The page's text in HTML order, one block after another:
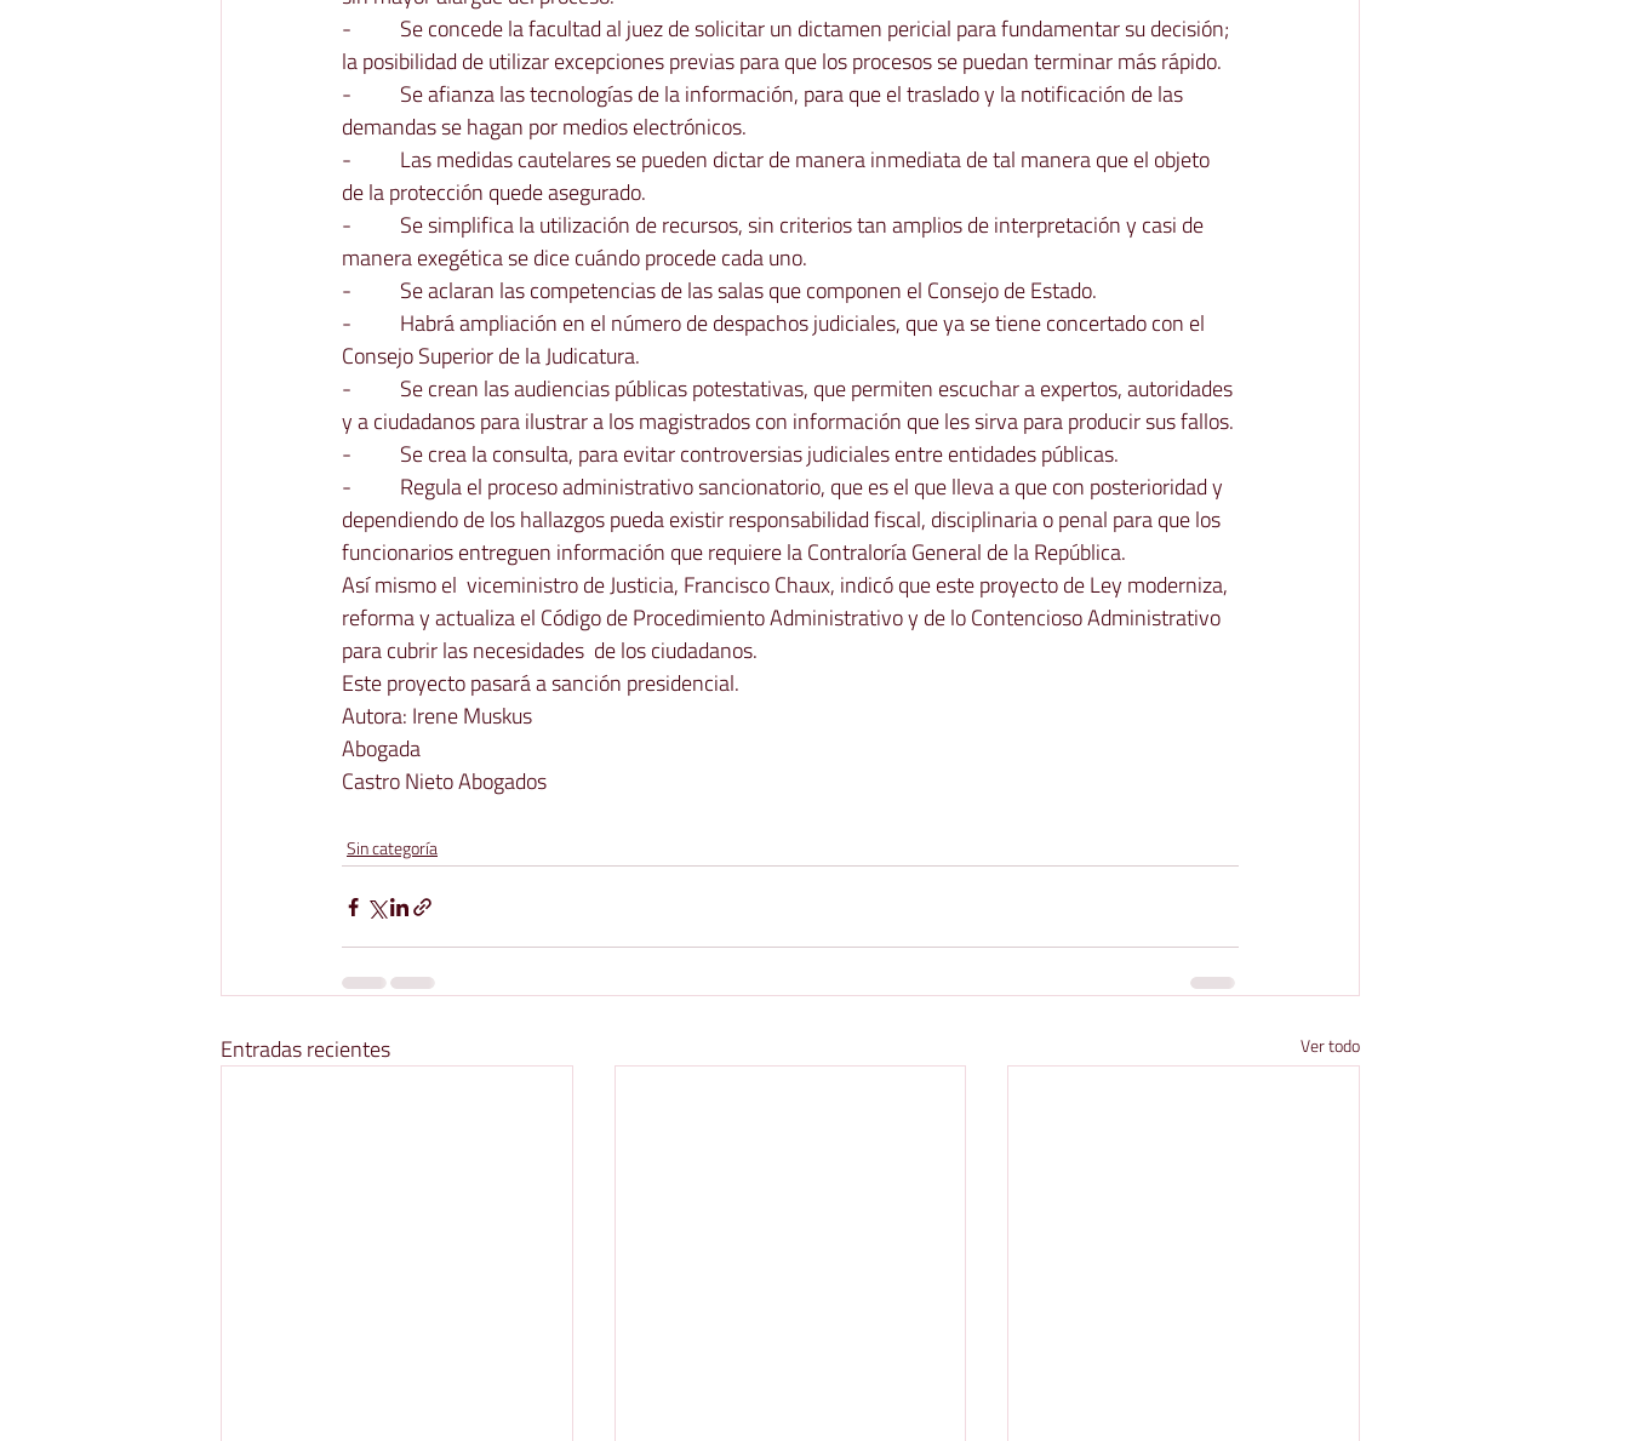
-          Se concede la facultad al juez de solicitar un dictamen pericial para fundamentar su decisión;
la posibilidad de utilizar excepciones previas para que los procesos se puedan terminar más rápido.
-          Se afianza las tecnologías de la información, para que el traslado y la notificación de las
demandas se hagan por medios electrónicos.
-          Las medidas cautelares se pueden dictar de manera inmediata de tal manera que el objeto
de la protección quede asegurado.
-          Se simplifica la utilización de recursos, sin criterios tan amplios de interpretación y casi de
manera exegética se dice cuándo procede cada uno.
-          Se aclaran las competencias de las salas que componen el Consejo de Estado.
-          Habrá ampliación en el número de despachos judiciales, que ya se tiene concertado con el
Consejo Superior de la Judicatura.
-          Se crean las audiencias públicas potestativas, que permiten escuchar a expertos, autoridades
y a ciudadanos para ilustrar a los magistrados con información que les sirva para producir sus fallos.
-          Se crea la consulta, para evitar controversias judiciales entre entidades públicas.
-          Regula el proceso administrativo sancionatorio, que es el que lleva a que con posterioridad y
dependiendo de los hallazgos pueda existir responsabilidad fiscal, disciplinaria o penal para que los
funcionarios entreguen información que requiere la Contraloría General de la República.
Así mismo el  viceministro de Justicia, Francisco Chaux, indicó que este proyecto de Ley moderniza,
reforma y actualiza el Código de Procedimiento Administrativo y de lo Contencioso Administrativo
para cubrir las necesidades  de los ciudadanos.
Este proyecto pasará a sanción presidencial.
Autora: Irene Muskus
Abogada
Castro Nieto Abogados
Sin categoría
Entradas recientes Ver todo